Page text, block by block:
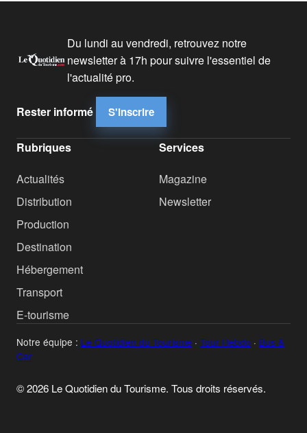
Du lundi au vendredi, retrouvez notre
newsletter à 17h pour suivre l'essentiel de
l'actualité pro.
Rester informé S'inscrire
Rubriques
Actualités
Distribution
Production
Destination
Hébergement
Transport
E-tourisme
Services
Magazine
Newsletter
Notre équipe : Le Quotidien du Tourisme · Tour Hebdo · Bus &
Car
© 2026 Le Quotidien du Tourisme. Tous droits réservés.